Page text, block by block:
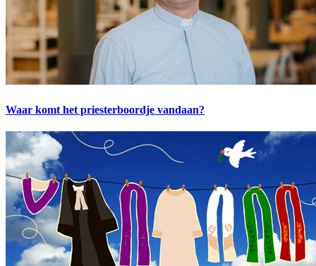
Waar komt het priesterboordje vandaan?